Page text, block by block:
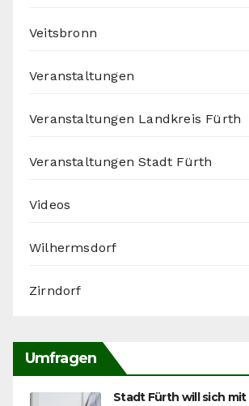
Veitsbronn
Veranstaltungen
Veranstaltungen Landkreis Fürth
Veranstaltungen Stadt Fürth
Videos
Wilhermsdorf
Zirndorf
Umfragen
Stadt Fürth will sich mit